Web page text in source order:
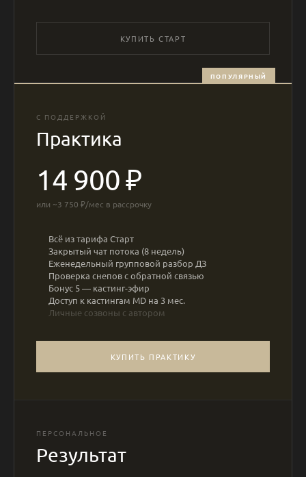
КУПИТЬ СТАРТ
ПОПУЛЯРНЫЙ
С ПОДДЕРЖКОЙ
Практика
14 900 ₽
или ~3 750 ₽/мес в рассрочку
Всё из тарифа Старт
Закрытый чат потока (8 недель)
Еженедельный групповой разбор ДЗ
Проверка снепов с обратной связью
Бонус 5 — кастинг-эфир
Доступ к кастингам MD на 3 мес.
Личные созвоны с автором
КУПИТЬ ПРАКТИКУ
ПЕРСОНАЛЬНОЕ
Результат